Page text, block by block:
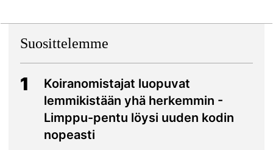
Suosittelemme
1
Koiranomistajat luopuvat
lemmikistään yhä herkemmin -
Limppu-pentu löysi uuden kodin
nopeasti